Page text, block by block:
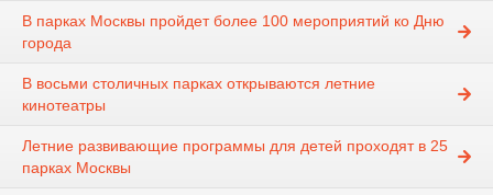
В парках Москвы пройдет более 100 мероприятий ко Дню
города
В восьми столичных парках открываются летние
кинотеатры
Летние развивающие программы для детей проходят в 25
парках Москвы